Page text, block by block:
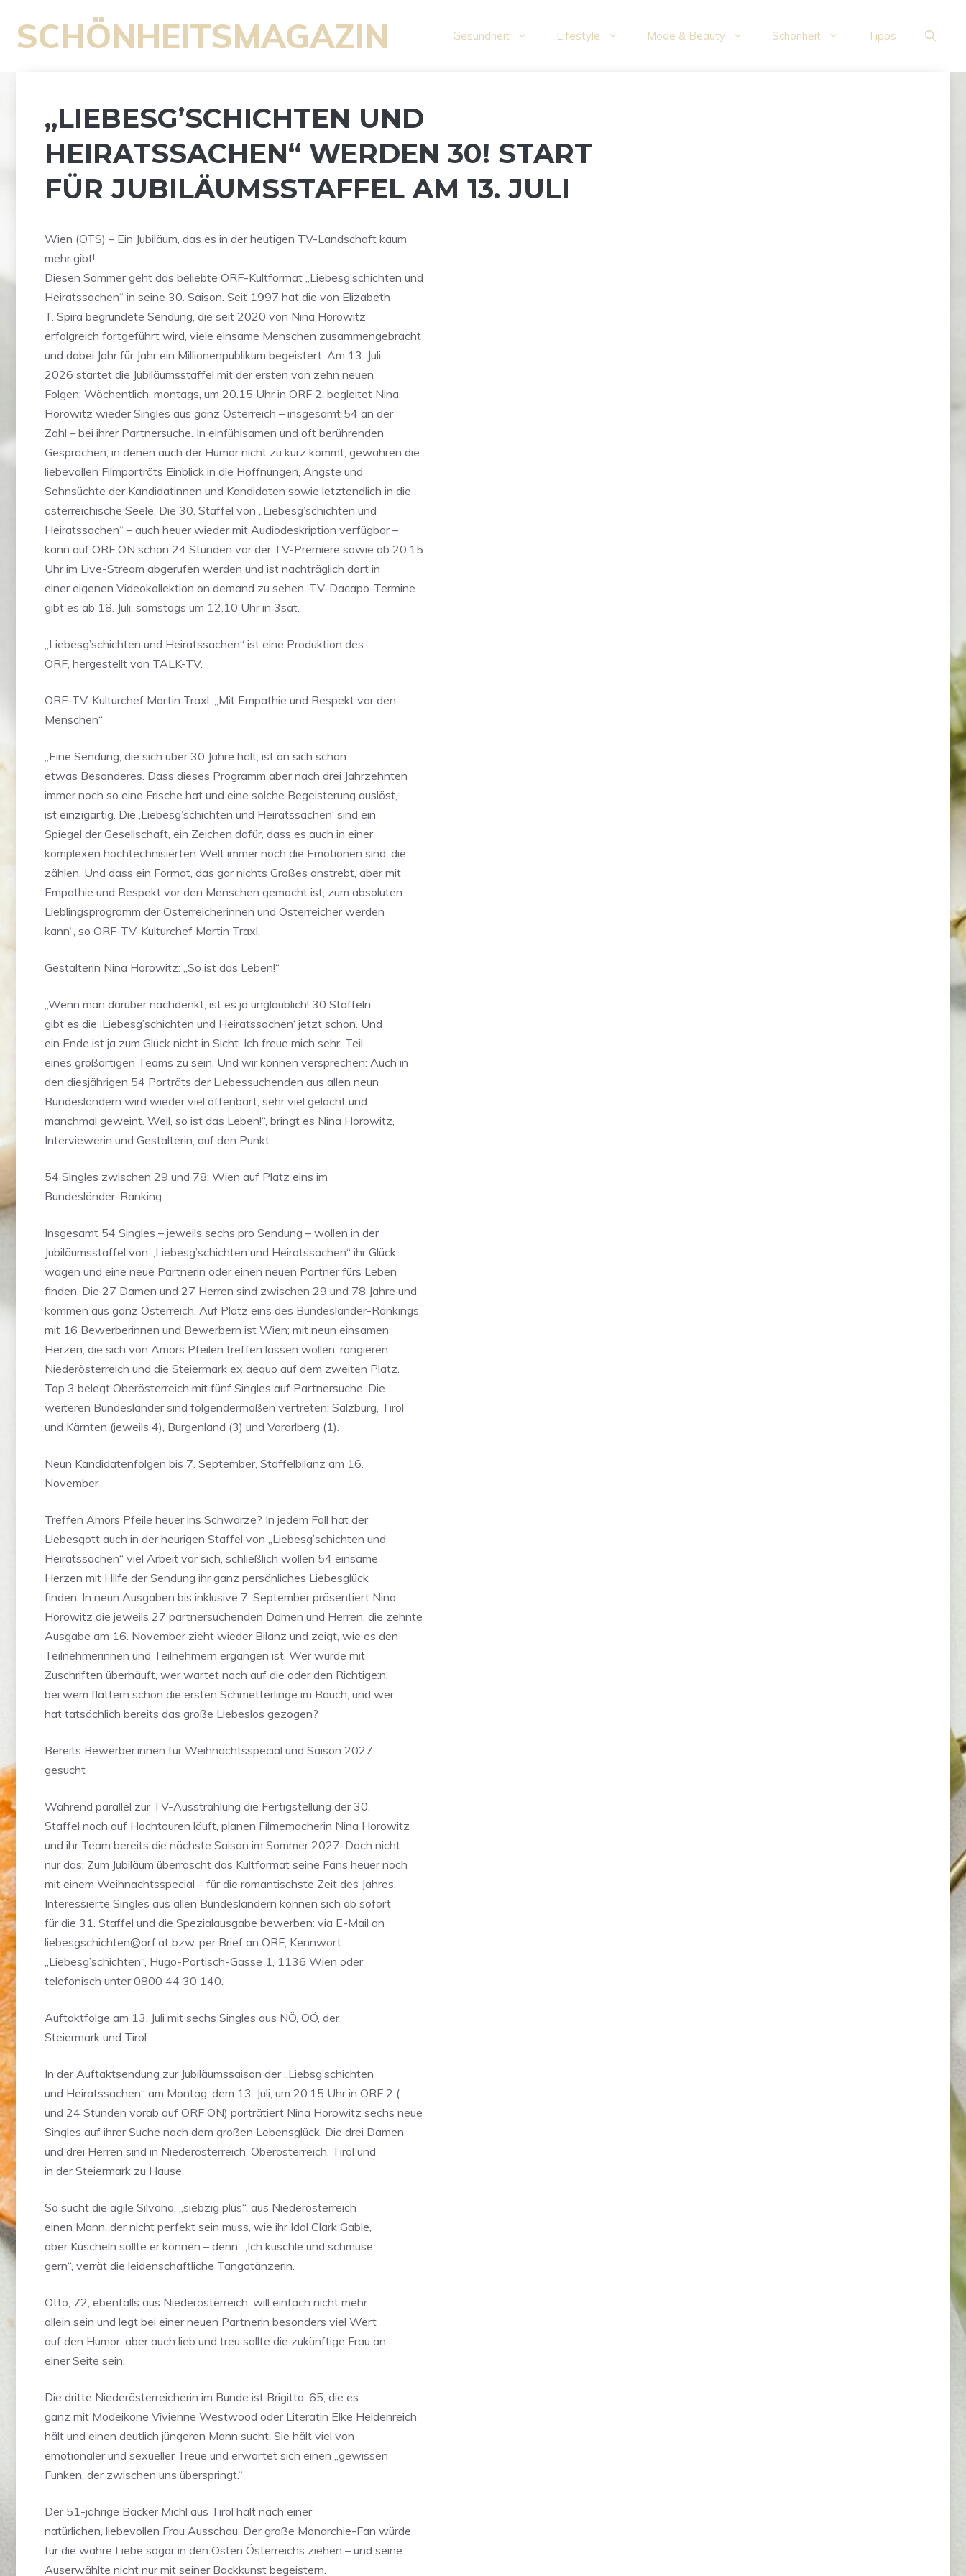
Inhalt
springen
SCHÖNHEITSMAGAZIN Gesundheit Lifestyle Mode & Beauty Schönheit Tipps
„LIEBESG’SCHICHTEN UND
HEIRATSSACHEN“ WERDEN 30! START
FÜR JUBILÄUMSSTAFFEL AM 13. JULI
Wien (OTS) – Ein Jubiläum, das es in der heutigen TV-Landschaft kaum
mehr gibt!
Diesen Sommer geht das beliebte ORF-Kultformat „Liebesg’schichten und
Heiratssachen“ in seine 30. Saison. Seit 1997 hat die von Elizabeth
T. Spira begründete Sendung, die seit 2020 von Nina Horowitz
erfolgreich fortgeführt wird, viele einsame Menschen zusammengebracht
und dabei Jahr für Jahr ein Millionenpublikum begeistert. Am 13. Juli
2026 startet die Jubiläumsstaffel mit der ersten von zehn neuen
Folgen: Wöchentlich, montags, um 20.15 Uhr in ORF 2, begleitet Nina
Horowitz wieder Singles aus ganz Österreich – insgesamt 54 an der
Zahl – bei ihrer Partnersuche. In einfühlsamen und oft berührenden
Gesprächen, in denen auch der Humor nicht zu kurz kommt, gewähren die
liebevollen Filmporträts Einblick in die Hoffnungen, Ängste und
Sehnsüchte der Kandidatinnen und Kandidaten sowie letztendlich in die
österreichische Seele. Die 30. Staffel von „Liebesg’schichten und
Heiratssachen“ – auch heuer wieder mit Audiodeskription verfügbar –
kann auf ORF ON schon 24 Stunden vor der TV-Premiere sowie ab 20.15
Uhr im Live-Stream abgerufen werden und ist nachträglich dort in
einer eigenen Videokollektion on demand zu sehen. TV-Dacapo-Termine
gibt es ab 18. Juli, samstags um 12.10 Uhr in 3sat.
„Liebesg’schichten und Heiratssachen“ ist eine Produktion des
ORF, hergestellt von TALK-TV.
ORF-TV-Kulturchef Martin Traxl: „Mit Empathie und Respekt vor den
Menschen“
„Eine Sendung, die sich über 30 Jahre hält, ist an sich schon
etwas Besonderes. Dass dieses Programm aber nach drei Jahrzehnten
immer noch so eine Frische hat und eine solche Begeisterung auslöst,
ist einzigartig. Die ‚Liebesg’schichten und Heiratssachen‘ sind ein
Spiegel der Gesellschaft, ein Zeichen dafür, dass es auch in einer
komplexen hochtechnisierten Welt immer noch die Emotionen sind, die
zählen. Und dass ein Format, das gar nichts Großes anstrebt, aber mit
Empathie und Respekt vor den Menschen gemacht ist, zum absoluten
Lieblingsprogramm der Österreicherinnen und Österreicher werden
kann“, so ORF-TV-Kulturchef Martin Traxl.
Gestalterin Nina Horowitz: „So ist das Leben!“
„Wenn man darüber nachdenkt, ist es ja unglaublich! 30 Staffeln
gibt es die ,Liebesg’schichten und Heiratssachen‘ jetzt schon. Und
ein Ende ist ja zum Glück nicht in Sicht. Ich freue mich sehr, Teil
eines großartigen Teams zu sein. Und wir können versprechen: Auch in
den diesjährigen 54 Porträts der Liebessuchenden aus allen neun
Bundesländern wird wieder viel offenbart, sehr viel gelacht und
manchmal geweint. Weil, so ist das Leben!“, bringt es Nina Horowitz,
Interviewerin und Gestalterin, auf den Punkt.
54 Singles zwischen 29 und 78: Wien auf Platz eins im
Bundesländer-Ranking
Insgesamt 54 Singles – jeweils sechs pro Sendung – wollen in der
Jubiläumsstaffel von „Liebesg’schichten und Heiratssachen“ ihr Glück
wagen und eine neue Partnerin oder einen neuen Partner fürs Leben
finden. Die 27 Damen und 27 Herren sind zwischen 29 und 78 Jahre und
kommen aus ganz Österreich. Auf Platz eins des Bundesländer-Rankings
mit 16 Bewerberinnen und Bewerbern ist Wien; mit neun einsamen
Herzen, die sich von Amors Pfeilen treffen lassen wollen, rangieren
Niederösterreich und die Steiermark ex aequo auf dem zweiten Platz.
Top 3 belegt Oberösterreich mit fünf Singles auf Partnersuche. Die
weiteren Bundesländer sind folgendermaßen vertreten: Salzburg, Tirol
und Kärnten (jeweils 4), Burgenland (3) und Vorarlberg (1).
Neun Kandidatenfolgen bis 7. September, Staffelbilanz am 16.
November
Treffen Amors Pfeile heuer ins Schwarze? In jedem Fall hat der
Liebesgott auch in der heurigen Staffel von „Liebesg’schichten und
Heiratssachen“ viel Arbeit vor sich, schließlich wollen 54 einsame
Herzen mit Hilfe der Sendung ihr ganz persönliches Liebesglück
finden. In neun Ausgaben bis inklusive 7. September präsentiert Nina
Horowitz die jeweils 27 partnersuchenden Damen und Herren, die zehnte
Ausgabe am 16. November zieht wieder Bilanz und zeigt, wie es den
Teilnehmerinnen und Teilnehmern ergangen ist. Wer wurde mit
Zuschriften überhäuft, wer wartet noch auf die oder den Richtige:n,
bei wem flattern schon die ersten Schmetterlinge im Bauch, und wer
hat tatsächlich bereits das große Liebeslos gezogen?
Bereits Bewerber:innen für Weihnachtsspecial und Saison 2027
gesucht
Während parallel zur TV-Ausstrahlung die Fertigstellung der 30.
Staffel noch auf Hochtouren läuft, planen Filmemacherin Nina Horowitz
und ihr Team bereits die nächste Saison im Sommer 2027. Doch nicht
nur das: Zum Jubiläum überrascht das Kultformat seine Fans heuer noch
mit einem Weihnachtsspecial – für die romantischste Zeit des Jahres.
Interessierte Singles aus allen Bundesländern können sich ab sofort
für die 31. Staffel und die Spezialausgabe bewerben: via E-Mail an
liebesgschichten@orf.at bzw. per Brief an ORF, Kennwort
„Liebesg’schichten“, Hugo-Portisch-Gasse 1, 1136 Wien oder
telefonisch unter 0800 44 30 140.
Auftaktfolge am 13. Juli mit sechs Singles aus NÖ, OÖ, der
Steiermark und Tirol
In der Auftaktsendung zur Jubiläumssaison der „Liebsg’schichten
und Heiratssachen“ am Montag, dem 13. Juli, um 20.15 Uhr in ORF 2 (
und 24 Stunden vorab auf ORF ON) porträtiert Nina Horowitz sechs neue
Singles auf ihrer Suche nach dem großen Lebensglück. Die drei Damen
und drei Herren sind in Niederösterreich, Oberösterreich, Tirol und
in der Steiermark zu Hause.
So sucht die agile Silvana, „siebzig plus“, aus Niederösterreich
einen Mann, der nicht perfekt sein muss, wie ihr Idol Clark Gable,
aber Kuscheln sollte er können – denn: „Ich kuschle und schmuse
gern“, verrät die leidenschaftliche Tangotänzerin.
Otto, 72, ebenfalls aus Niederösterreich, will einfach nicht mehr
allein sein und legt bei einer neuen Partnerin besonders viel Wert
auf den Humor, aber auch lieb und treu sollte die zukünftige Frau an
einer Seite sein.
Die dritte Niederösterreicherin im Bunde ist Brigitta, 65, die es
ganz mit Modeikone Vivienne Westwood oder Literatin Elke Heidenreich
hält und einen deutlich jüngeren Mann sucht. Sie hält viel von
emotionaler und sexueller Treue und erwartet sich einen „gewissen
Funken, der zwischen uns überspringt.“
Der 51-jährige Bäcker Michl aus Tirol hält nach einer
natürlichen, liebevollen Frau Ausschau. Der große Monarchie-Fan würde
für die wahre Liebe sogar in den Osten Österreichs ziehen – und seine
Auserwählte nicht nur mit seiner Backkunst begeistern.